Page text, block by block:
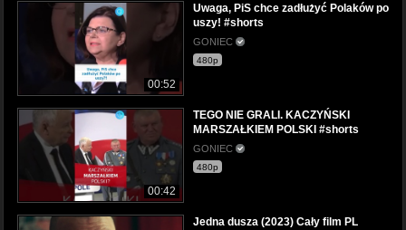
00:52
Uwaga, PiS chce zadłużyć Polaków po
uszy! #shorts
GONIEC
480p
00:42
TEGO NIE GRALI. KACZYŃSKI
MARSZAŁKIEM POLSKI #shorts
GONIEC
480p
Jedna dusza (2023) Cały film PL